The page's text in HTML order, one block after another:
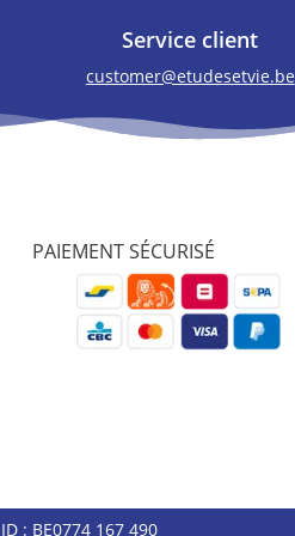
Service client
customer@etudesetvie.be
PAIEMENT SÉCURISÉ
: BE0774 167 490